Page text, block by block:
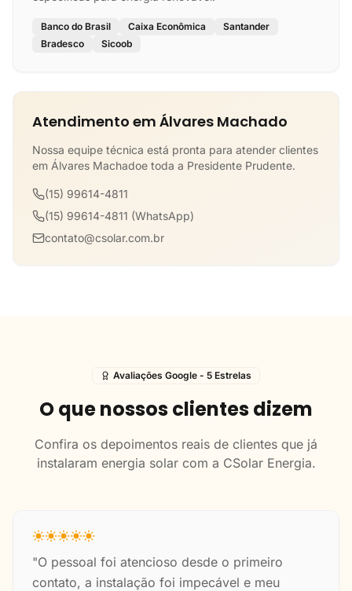
Banco do Brasil Caixa Econômica
Santander
Bradesco
Sicoob
Atendimento em Álvares Machado
Nossa equipe técnica está pronta para atender clientes
em Álvares Machadoe toda a Presidente Prudente.
(15) 99614-4811
(15) 99614-4811 (WhatsApp)
contato@csolar.com.br
Avaliações Google - 5 Estrelas
O que nossos clientes dizem
Confira os depoimentos reais de clientes que já
instalaram energia solar com a CSolar Energia.
"O pessoal foi atencioso desde o primeiro
contato, a instalação foi impecável e meu